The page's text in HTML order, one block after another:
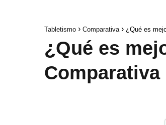
Tabletismo Comparativa ¿Qué es
¿Qué es
Comparativa